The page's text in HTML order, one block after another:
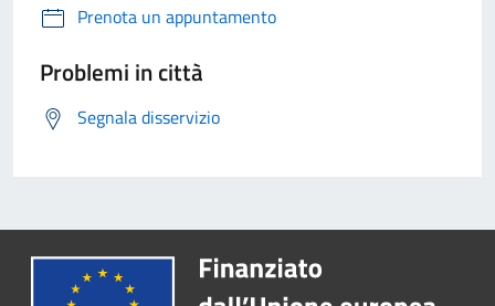
Prenota un appuntamento
Problemi in città
Segnala disservizio